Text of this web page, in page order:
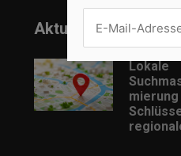
Aktuell
Lokale